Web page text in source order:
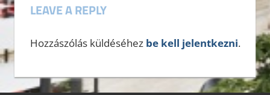
LEAVE A REPLY
Hozzászólás küldéséhez be kell jelentkezni.